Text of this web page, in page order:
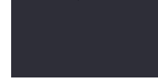
jak i świadomości
pytanie, jak sprawnie,